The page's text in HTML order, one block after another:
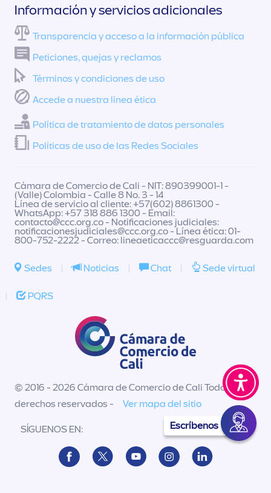
Escríbenos
Información y servicios adicionales
Transparencia y acceso a la información pública
Peticiones, quejas y reclamos
Términos y condiciones de uso
Accede a nuestra línea ética
Política de tratamiento de datos personales
Políticas de uso de las Redes Sociales
Cámara de Comercio de Cali - NIT: 890399001-1 -
(Valle) Colombia - Calle 8 No. 3 - 14
Línea de servicio al cliente: +57(602) 8861300 -
WhatsApp: +57 318 886 1300 - Email:
contacto@ccc.org.co- Notificaciones judiciales:
notificacionesjudiciales@ccc.org.co- Línea ética: 01-
800-752-2222 - Correo: lineaeticaccc@resguarda.com
Sedes | Noticias | Chat | Sede virtual
| PQRS
© 2016 - 2026 Cámara de Comercio de Cali Todos los
derechos reservados -
Ver mapa del sitio
SÍGUENOS EN: